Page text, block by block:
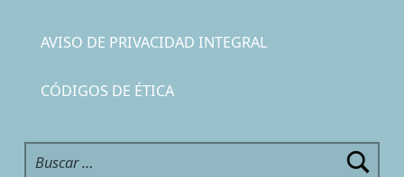
AVISO DE PRIVACIDAD INTEGRAL
CÓDIGOS DE ÉTICA
Buscar: